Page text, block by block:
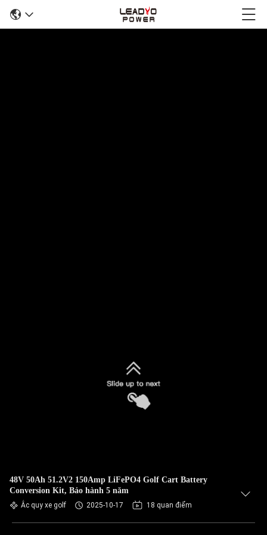
48V 50Ah 51.2V2 150Amp LiFePO4 Golf Cart Battery
Conversion Kit, Bảo hành 5 năm
Ắc quy xe golf 2025-10-17 18 quan điểm